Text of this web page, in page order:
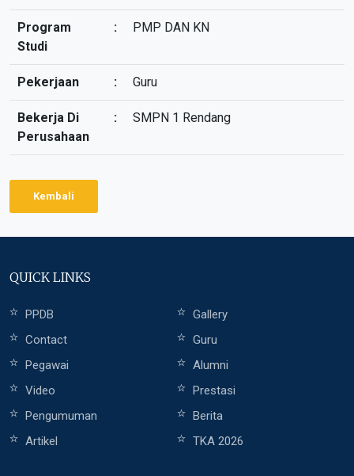
Program
Studi
: PMP DAN KN
Pekerjaan : Guru
Bekerja Di
Perusahaan
: SMPN 1 Rendang
Kembali
QUICK LINKS
PPDB
Gallery
Contact
Guru
Pegawai
Alumni
Video
Prestasi
Pengumuman
Berita
Artikel
TKA 2026